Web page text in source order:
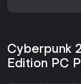
aggressiven
Cyberpunk
Edition PC